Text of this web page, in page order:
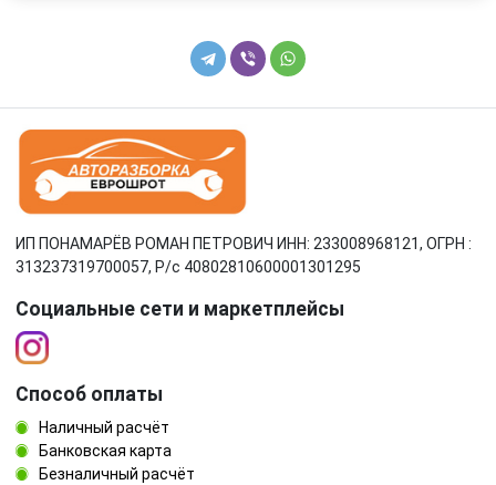
ИП ПОНАМАРЁВ РОМАН ПЕТРОВИЧ ИНН: 233008968121, ОГРН :
313237319700057, Р/c 40802810600001301295
Социальные сети и маркетплейсы
Способ оплаты
Наличный расчёт
Банковская карта
Безналичный расчёт